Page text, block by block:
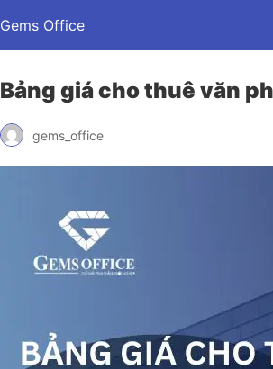
Gems Office
Bảng giá cho thuê văn
gems_office